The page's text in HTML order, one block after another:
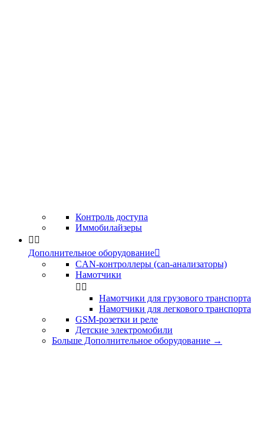
Контроль доступа
Иммобилайзеры
 
Дополнительное оборудование
CAN-контроллеры (can-анализаторы)
Намотчики
 
Намотчики для грузового транспорта
Намотчики для легкового транспорта
GSM-розетки и реле
Детские электромобили
Больше Дополнительное оборудование →